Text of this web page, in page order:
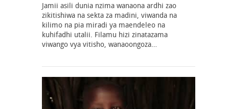
Jamii asili dunia nzima wanaona ardhi zao
zikitishiwa na sekta za madini, viwanda na
kilimo na pia miradi ya maendeleo na
kuhifadhi utalii. Filamu hizi zinatazama
viwango vya vitisho, wanaoongoza…